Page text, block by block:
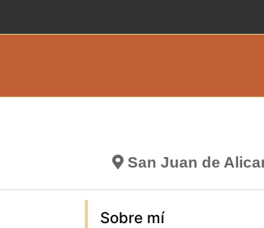
San Juan de
Sobre mí